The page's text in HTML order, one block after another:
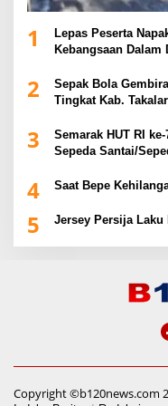
1
Lepas Peserta
Kebangsaan
2
Sepak Bola
Tingkat Kab. Takalar
3
Semarak HUT RI
Sepeda Santai/
4 Saat Bepe
5 Jersey Persija Laku
Copyright ©b120news.com